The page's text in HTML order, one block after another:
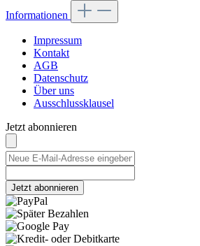
Informationen
Impressum
Kontakt
AGB
Datenschutz
Über uns
Ausschlussklausel
Jetzt abonnieren
Jetzt abonnieren